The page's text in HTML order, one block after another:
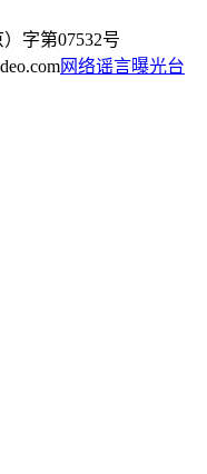
字第07532号
网络谣言曝光台